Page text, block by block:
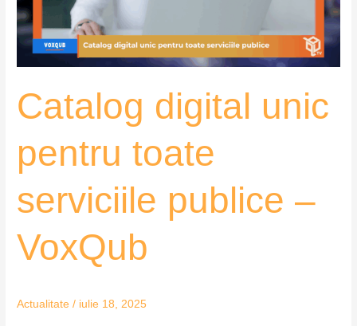
Catalog digital unic
pentru toate
serviciile publice –
VoxQub
Actualitate / iulie 18, 2025
publice
–
VoxQub